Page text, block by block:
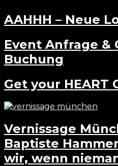
AAHHH – Neue
Event Anfrage &
Buchung
Get your HEART
Vernissage
Baptiste
wir, wenn